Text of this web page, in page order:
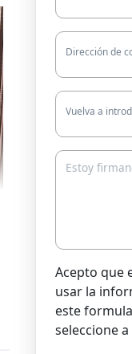
Dirección de
Vuelva a
Acepto que
usar la
este
seleccione